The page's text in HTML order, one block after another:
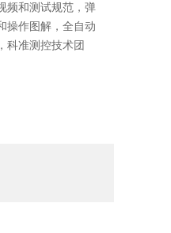
频和测试规范，弹
操作图解，全自动
科准测控技术团